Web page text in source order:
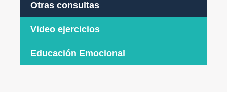
Otras consultas
Video ejercicios
Educación Emocional